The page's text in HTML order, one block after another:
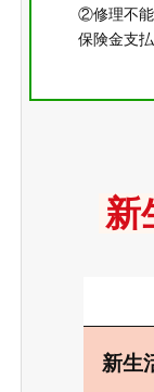
②修理不能
保険金支
新
新生